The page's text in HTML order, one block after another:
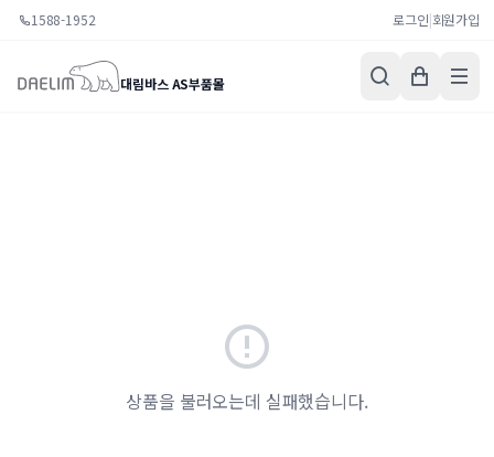
1588-1952 로그인|회원가입
대림바스 AS부품몰
상품을 불러오는데 실패했습니다.